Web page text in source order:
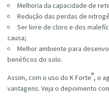
Melhoria da capacidade de
Redução das perdas de
Ser livre de cloro e dos
causa;
Melhor ambiente para
benéficos do solo.
Assim, com o uso do K Forte®, o
vantagens. Veja o depoimento